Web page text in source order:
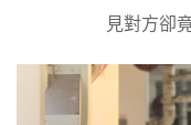
見對方卻